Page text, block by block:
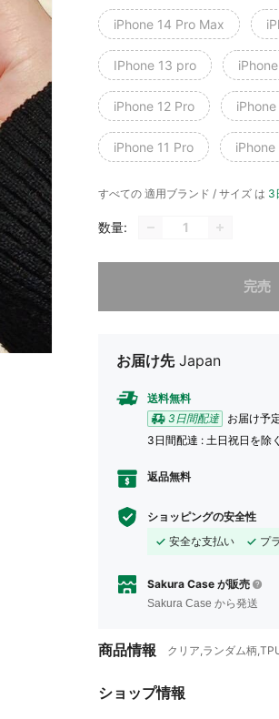
iPhone 14 Pro Max
IPhone 13 pro
iPhone 12 Pro
iPhone 11 Pro iPhone
すべての 適用ブランド / サイズ は 3
数量:
完売
お届け先 Japan
送料無料
3日間配達
お届け予
3日間配達 : 土日祝日を除く
返品無料
ショッピングの安全性
安全な支払い
プ
Sakura Case が販売
Sakura Case から発送
商品情報 クリア,ランダム柄
ショップ情報
4.22